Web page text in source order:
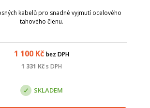
kabelů pro snadné vyjmutí ocelového
tahového členu.
1 100 Kč bez DPH
1 331 Kčs DPH
SKLADEM